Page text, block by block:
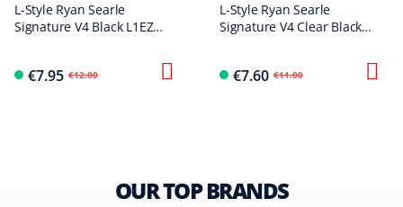
L-Style Ryan Searle
Signature V4 Black L1EZ
€7.95 €12.00
L-Style Ryan Searle
Signature V4 Clear Black
€7.60 €11.00
OUR TOP BRANDS